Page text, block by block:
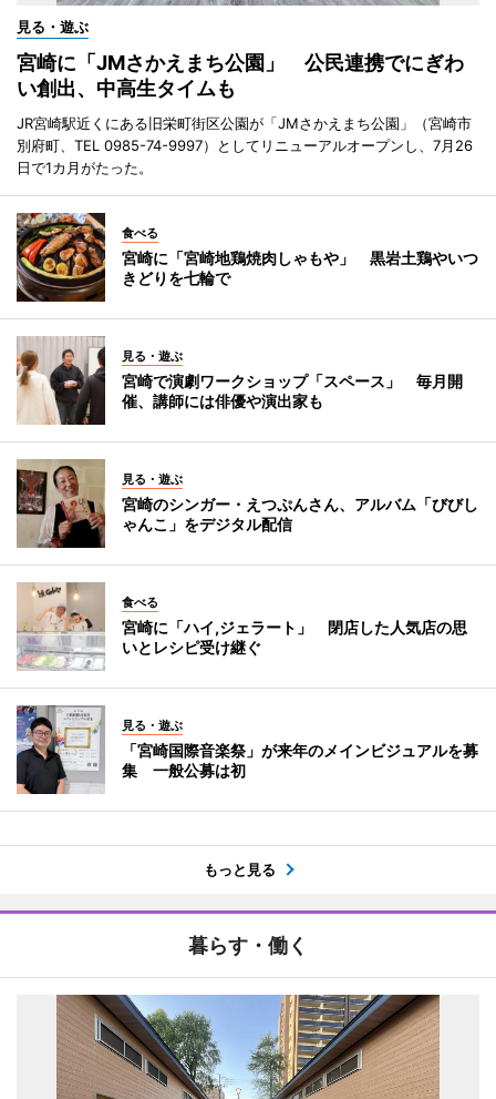
見る・遊ぶ
宮崎に「JMさかえまち公園」 公民連携でにぎわ
い創出、中高生タイムも
JR宮崎駅近くにある旧栄町街区公園が「JMさかえまち公園」（宮崎市
別府町、TEL 0985-74-9997）としてリニューアルオープンし、7月26
日で1カ月がたった。
食べる
宮崎に「宮崎地鶏焼肉しゃもや」 黒岩土鶏やいつ
きどりを七輪で
見る・遊ぶ
宮崎で演劇ワークショップ「スペース」 毎月開
催、講師には俳優や演出家も
見る・遊ぶ
宮崎のシンガー・えつぷんさん、アルバム「びびし
ゃんこ」をデジタル配信
食べる
宮崎に「ハイ,ジェラート」 閉店した人気店の思
いとレシピ受け継ぐ
見る・遊ぶ
「宮崎国際音楽祭」が来年のメインビジュアルを募
集 一般公募は初
もっと見る
暮らす・働く